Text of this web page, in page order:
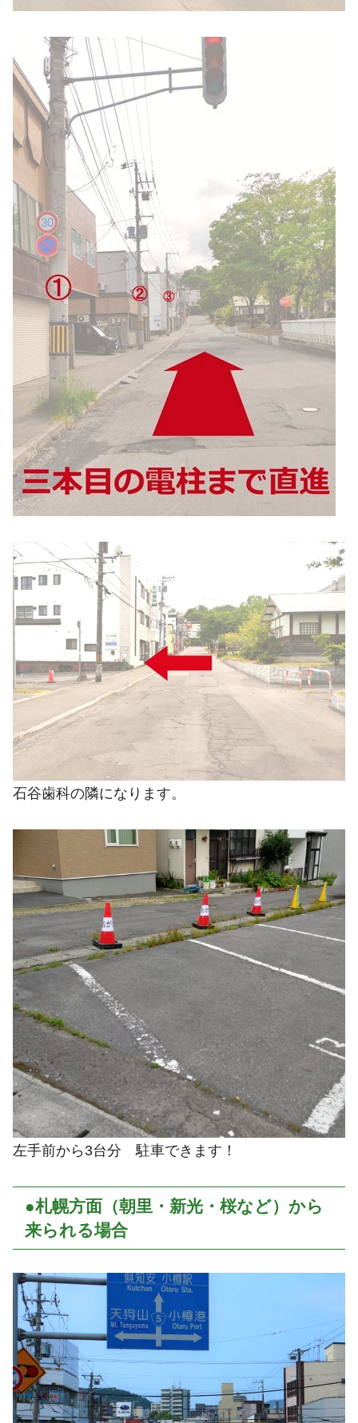
石谷歯科の隣になります。
左手前から3台分 駐車できます！
●札幌方面（朝里・新光・桜など）から
来られる場合